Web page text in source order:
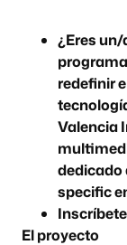
¿Eres
redefinir
Valencia
dedicado
specific
Inscríbete
El proyecto